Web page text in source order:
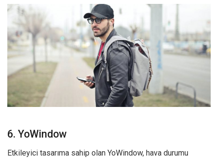
6. YoWindow
Etkileyici tasarıma sahip olan YoWindow, hava durumu